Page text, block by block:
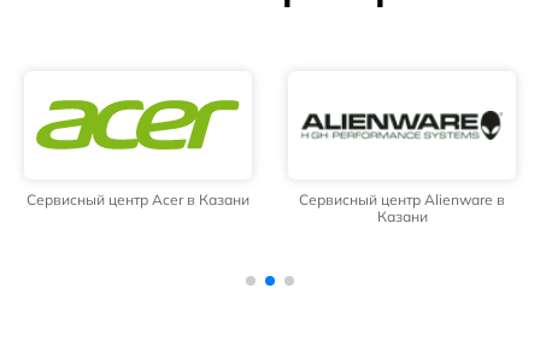
Сервисный центр Acer в Казани
Сервисный центр Alienware в
Казани